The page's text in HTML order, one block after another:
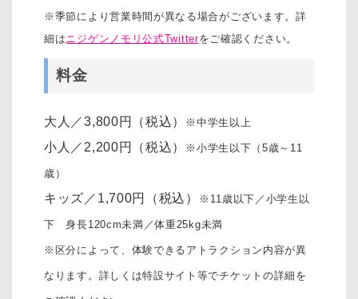
※季節により営業時間が異なる場合がございます。詳
細は ニジゲンノモリ公式Twitterをご確認ください。
料金
大人／3,800円（税込） ※中学生以上
小人／2,200円（税込） ※小学生以下（5歳～11
歳）
キッズ／1,700円（税込） ※11歳以下／小学生以
下 身長120cm未満／体重25kg未満
※区分によって、体験できるアトラクション内容が異
なります。詳しくは特設サイト等でチケットの詳細を